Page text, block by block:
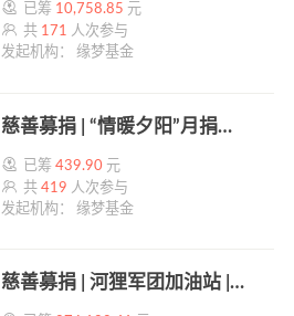
已筹 10,758.85 元
共 171 人次参与
发起机构： 缘梦基金
慈善募捐 | “情暖夕阳”月捐计划 | 帮帮公益
已筹439.90 元
共419 人次参与
发起机构： 缘梦基金
慈善募捐 | 河狸军团加油站 | 帮帮公益